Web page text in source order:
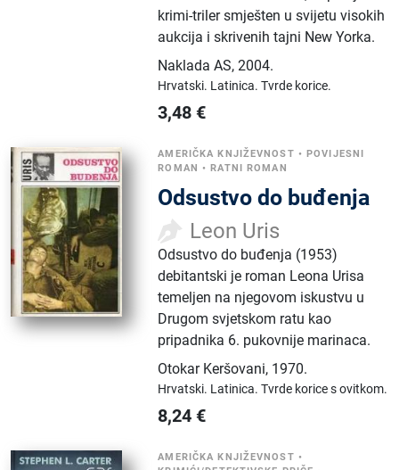
krimi-triler smješten u svijetu visokih
aukcija i skrivenih tajni New Yorka.
Naklada AS,2004.
Hrvatski. Latinica.Tvrde korice.
3,48 €
AMERIČKA KNJIŽEVNOST •POVIJESNI
ROMAN •RATNI ROMAN
Odsustvo do buđenja
Leon Uris
Odsustvo do buđenja (1953)
debitantski je roman Leona Urisa
temeljen na njegovom iskustvu u
Drugom svjetskom ratu kao
pripadnika 6. pukovnije marinaca.
Otokar Keršovani, 1970.
Hrvatski. Latinica.Tvrde korice s ovitkom.
8,24 €
AMERIČKA KNJIŽEVNOST •